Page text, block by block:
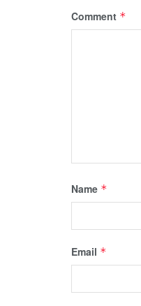
Comment *
Name *
Email *